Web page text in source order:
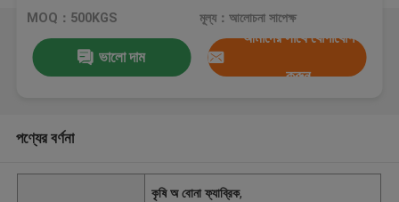
MOQ：500KGS মূল্য：আলোচনা সাপেক্ষ
ভালো দাম
আমাদের সাথে যোগাযোগ
করুন
পণ্যের বর্ণনা
কৃষি অ বোনা ফ্যাব্রিক,